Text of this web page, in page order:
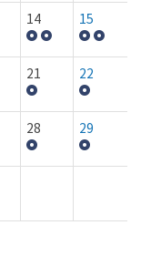
14 15
21 22
28 29